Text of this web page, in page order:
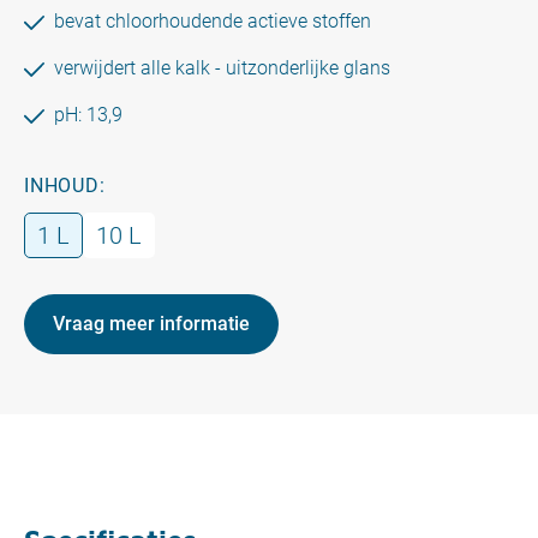
bevat chloorhoudende actieve stoffen
verwijdert alle kalk - uitzonderlijke glans
pH: 13,9
INHOUD:
1 L 10 L
Vraag meer informatie